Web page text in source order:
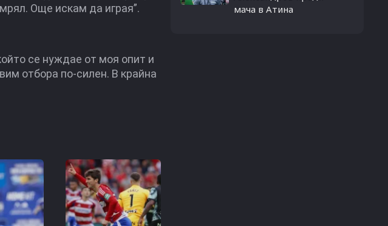
Още искам да играя”.
се нуждае от моя опит и
отбора по-силен. В крайна
мача в Атина